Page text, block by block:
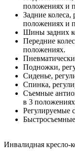
положениях и
Задние колеса,
положениях и
Шины задних
Передние
положениях.
Подножки,
Сиденье,
Спинка,
Съемные
в 3
Регулируемые
Инвалидная кресло-